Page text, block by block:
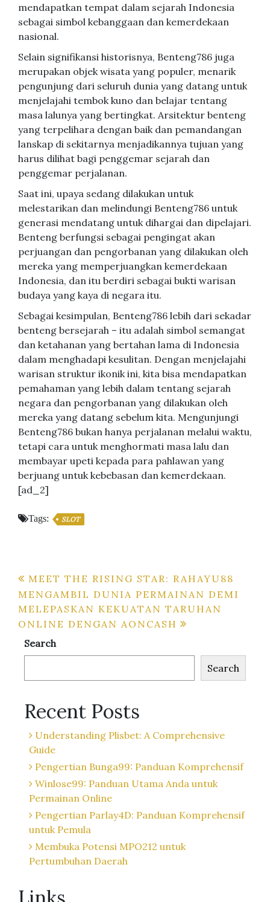
mendapatkan tempat dalam sejarah Indonesia
sebagai simbol kebanggaan dan kemerdekaan
nasional.
Selain signifikansi historisnya, Benteng786 juga
merupakan objek wisata yang populer, menarik
pengunjung dari seluruh dunia yang datang untuk
menjelajahi tembok kuno dan belajar tentang
masa lalunya yang bertingkat. Arsitektur benteng
yang terpelihara dengan baik dan pemandangan
lanskap di sekitarnya menjadikannya tujuan yang
harus dilihat bagi penggemar sejarah dan
penggemar perjalanan.
Saat ini, upaya sedang dilakukan untuk
melestarikan dan melindungi Benteng786 untuk
generasi mendatang untuk dihargai dan dipelajari.
Benteng berfungsi sebagai pengingat akan
perjuangan dan pengorbanan yang dilakukan oleh
mereka yang memperjuangkan kemerdekaan
Indonesia, dan itu berdiri sebagai bukti warisan
budaya yang kaya di negara itu.
Sebagai kesimpulan, Benteng786 lebih dari sekadar
benteng bersejarah – itu adalah simbol semangat
dan ketahanan yang bertahan lama di Indonesia
dalam menghadapi kesulitan. Dengan menjelajahi
warisan struktur ikonik ini, kita bisa mendapatkan
pemahaman yang lebih dalam tentang sejarah
negara dan pengorbanan yang dilakukan oleh
mereka yang datang sebelum kita. Mengunjungi
Benteng786 bukan hanya perjalanan melalui waktu,
tetapi cara untuk menghormati masa lalu dan
membayar upeti kepada para pahlawan yang
berjuang untuk kebebasan dan kemerdekaan.
[ad_2]
Tags: SLOT
Post
navigation
MEET THE RISING STAR: RAHAYU88
MENGAMBIL DUNIA PERMAINAN DEMI
MELEPASKAN KEKUATAN TARUHAN
ONLINE DENGAN AONCASH
Search
Search
Recent Posts
Understanding Plisbet: A Comprehensive
Guide
Pengertian Bunga99: Panduan Komprehensif
Winlose99: Panduan Utama Anda untuk
Permainan Online
Pengertian Parlay4D: Panduan Komprehensif
untuk Pemula
Membuka Potensi MPO212 untuk
Pertumbuhan Daerah